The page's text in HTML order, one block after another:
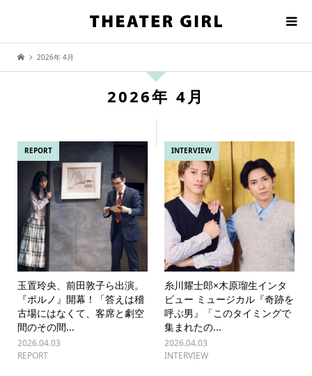
2026年 4月
2026年 4月
REPORT
玉置玲央、前田敦子ら出演。
『ポルノ』開幕！「答えは稽
古場にはなくて、客席と劇空
間のその間...
2026.04.03
REPORT
INTERVIEW
糸川耀士郎×木原瑠生インタ
ビュー ミュージカル『奇跡を
呼ぶ男』「このタイミングで
集まれたの...
2026.04.03
INTERVIEW